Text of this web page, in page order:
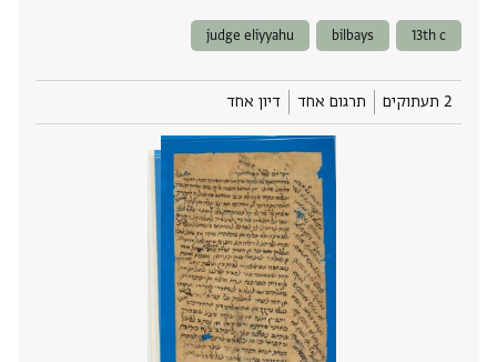
13th c
bilbays
judge eliyyahu
2 תעתוקים תרגום אחד דיון אחד